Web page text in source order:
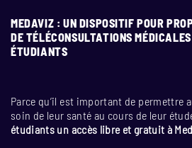
MEDAVIZ : UN DISPOSITIF POUR
DE TÉLÉCONSULTATIONS
ÉTUDIANTS
Parce qu’il est important de permettre
soin de leur santé au cours de leur
étudiants un accès libre et gratuit à